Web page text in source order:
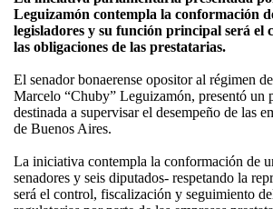
Leguizamón contempla la conformación
legisladores y su función principal será el
las obligaciones de las prestatarias.
El senador bonaerense opositor al régimen
Marcelo “Chuby” Leguizamón, presentó un
destinada a supervisar el desempeño de las
de Buenos Aires.
La iniciativa contempla la conformación de
senadores y seis diputados- respetando la
será el control, fiscalización y seguimiento